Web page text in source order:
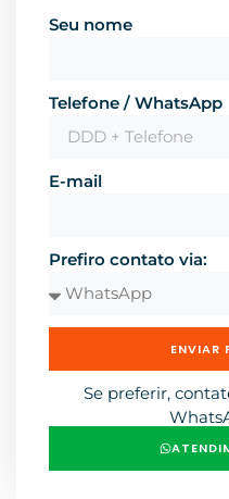
Seu nome
Telefone / WhatsApp
E-mail
Prefiro contato via:
ENVIAR
Se preferir,